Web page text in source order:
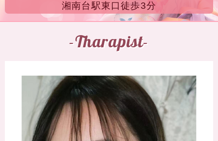
湘南台駅東口徒歩3分
-Tharapist-